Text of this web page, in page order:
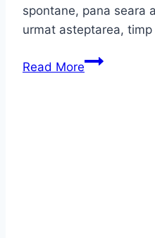
spontane, pana seara
urmat asteptarea,
Read More